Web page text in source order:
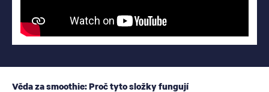
Věda za smoothie: Proč tyto složky fungují